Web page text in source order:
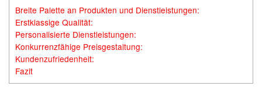
Breite Palette an Produkten und Dienstleistungen:
Erstklassige Qualität:
Personalisierte Dienstleistungen:
Konkurrenzfähige Preisgestaltung:
Kundenzufriedenheit:
Fazit